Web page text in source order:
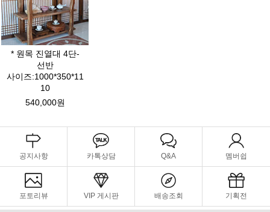
* 원목 진열대 4단-
선반
사이즈:1000*350*11
10
540,000원
공지사항 카톡상담 Q&A 멤버쉽
포토리뷰 VIP 게시판 배송조회 기획전